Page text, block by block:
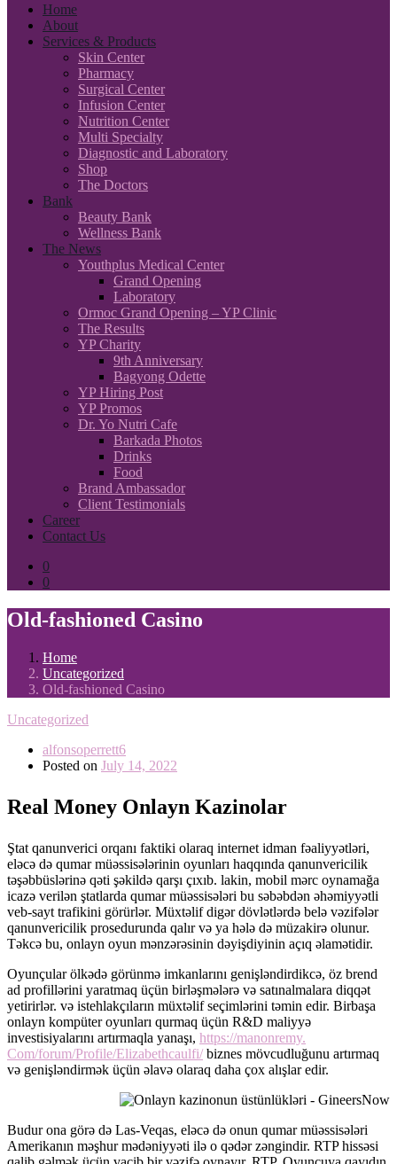
Home
About
Services & Products
Skin Center
Pharmacy
Surgical Center
Infusion Center
Nutrition Center
Multi Specialty
Diagnostic and Laboratory
Shop
The Doctors
Bank
Beauty Bank
Wellness Bank
The News
Youthplus Medical Center
Grand Opening
Laboratory
Ormoc Grand Opening – YP Clinic
The Results
YP Charity
9th Anniversary
Bagyong Odette
YP Hiring Post
YP Promos
Dr. Yo Nutri Cafe
Barkada Photos
Drinks
Food
Brand Ambassador
Client Testimonials
Career
Contact Us
0
0
Old-fashioned Casino
Home
Uncategorized
Old-fashioned Casino
Uncategorized
alfonsoperrett6
Posted on July 14, 2022
Real Money Onlayn Kazinolar
Ştat qanunverici orqanı faktiki olaraq internet idman fəaliyyətləri,
eləcə də qumar müəssisələrinin oyunları haqqında qanunvericilik
təşəbbüslərinə qəti şəkildə qarşı çıxıb. lakin, mobil mərc oynamağa
icazə verilən ştatlarda qumar müəssisələri bu səbəbdən əhəmiyyətli
veb-sayt trafikini görürlər. Müxtəlif digər dövlətlərdə belə vəzifələr
qanunvericilik prosedurunda qalır və ya hələ də müzakirə olunur.
Təkcə bu, onlayn oyun mənzərəsinin dəyişdiyinin açıq əlamətidir.
Oyunçular ölkədə görünmə imkanlarını genişləndirdikcə, öz brend
ad profillərini yaratmaq üçün birləşmələrə və satınalmalara diqqət
yetirirlər. və istehlakçıların müxtəlif seçimlərini təmin edir. Birbaşa
onlayn kompüter oyunları qurmaq üçün R&D maliyyə
investisiyalarını artırmaqla yanaşı, https://manonremy.
Com/forum/Profile/Elizabethcaulfi/biznes mövcudluğunu artırmaq
və genişləndirmək üçün əlavə olaraq daha çox alışlar edir.
Budur ona görə də Las-Veqas, eləcə də onun qumar müəssisələri
Amerikanın məşhur mədəniyyəti ilə o qədər zəngindir. RTP hissəsi